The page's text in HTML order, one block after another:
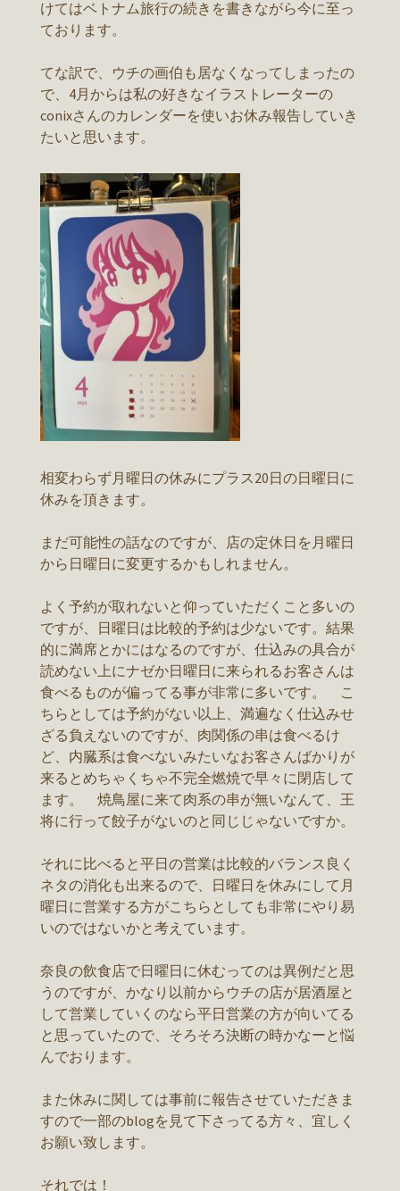
けてはベトナム旅行の続きを書きながら今に至っ
ております。
てな訳で、ウチの画伯も居なくなってしまったの
で、4月からは私の好きなイラストレーターの
conixさんのカレンダーを使いお休み報告していき
たいと思います。
相変わらず月曜日の休みにプラス20日の日曜日に
休みを頂きます。
まだ可能性の話なのですが、店の定休日を月曜日
から日曜日に変更するかもしれません。
よく予約が取れないと仰っていただくこと多いの
ですが、日曜日は比較的予約は少ないです。結果
的に満席とかにはなるのですが、仕込みの具合が
読めない上にナゼか日曜日に来られるお客さんは
食べるものが偏ってる事が非常に多いです。 こ
ちらとしては予約がない以上、満遍なく仕込みせ
ざる負えないのですが、肉関係の串は食べるけ
ど、内臓系は食べないみたいなお客さんばかりが
来るとめちゃくちゃ不完全燃焼で早々に閉店して
ます。 焼鳥屋に来て肉系の串が無いなんて、王
将に行って餃子がないのと同じじゃないですか。
それに比べると平日の営業は比較的バランス良く
ネタの消化も出来るので、日曜日を休みにして月
曜日に営業する方がこちらとしても非常にやり易
いのではないかと考えています。
奈良の飲食店で日曜日に休むってのは異例だと思
うのですが、かなり以前からウチの店が居酒屋と
して営業していくのなら平日営業の方が向いてる
と思っていたので、そろそろ決断の時かなーと悩
んでおります。
また休みに関しては事前に報告させていただきま
すので一部のblogを見て下さってる方々、宜しく
お願い致します。
それでは！